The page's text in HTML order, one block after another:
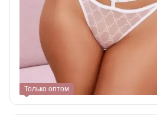
Только оптом